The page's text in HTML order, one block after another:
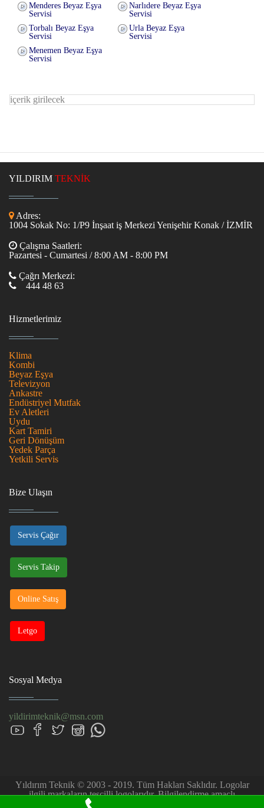
Menderes Beyaz Eşya
Servisi
Narlıdere Beyaz Eşya
Servisi
Torbalı Beyaz Eşya
Servisi
Urla Beyaz Eşya
Servisi
Menemen Beyaz Eşya
Servisi
içerik girilecek
YILDIRIM TEKNİK
Adres:
1004 Sokak No: 1/P9 İnşaat iş Merkezi Yenişehir Konak / İZMİR
Çalışma Saatleri:
Pazartesi - Cumartesi / 8:00 AM - 8:00 PM
Çağrı Merkezi:
444 48 63
Hizmetlerimiz
Klima
Kombi
Beyaz Eşya
Televizyon
Ankastre
Endüstriyel Mutfak
Ev Aletleri
Uydu
Kart Tamiri
Geri Dönüşüm
Yedek Parça
Yetkili Servis
Bize Ulaşın
Servis Çağır
Servis Takip
Online Satış
Letgo
Sosyal Medya
yildirimteknik@msn.com
Yıldırım Teknik © 2003 - 2019. Tüm Hakları Saklıdır. Logolar
ilgili markaların tescilli logolarıdır. Bilgilendirme amaçlı
kullanılmıştır. Firmamız müşteri talebi üzerine özel servis hizmeti